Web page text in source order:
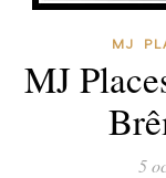
MJ
MJ
5